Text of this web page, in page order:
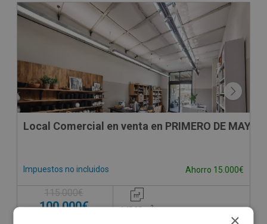
Local Comercial en venta en PRIMERO DE MAYO
Impuestos no incluidos Ahorro 15.000€
115.000€
100.000€ 147,07m2
×